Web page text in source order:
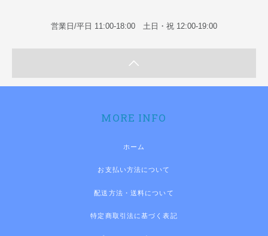
営業日/平日 11:00-18:00 土日・祝 12:00-19:00
MORE INFO
ホーム
お支払い方法について
配送方法・送料について
特定商取引法に基づく表記